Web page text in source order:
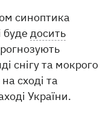
синоптика
будедосить
снігу та мокрого
сході та
України.